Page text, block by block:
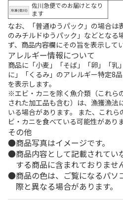
佐川急便でのお届けとなり
ます
なお、「普通ゆうパック」の場合は
のみチルドゆうパック」などとなる
ず、商品内容欄にその旨を表示してい
アレルギー情報について
商品に「小麦」「そば」「卵」「乳
に」「くるみ」のアレルギー特定8
を表示します。
※エビ・カニを除く魚介類（これら
された加工品も含む）は、漁獲漁法
いる場合があります。 また、これ
ビ・カニを食べている可能性がありま
その他
商品写真はイメージです。
商品内容として記載されてい
する商品に含まれておりませ
商品の色は、ご覧になるパソ
際と異なる場合があります。